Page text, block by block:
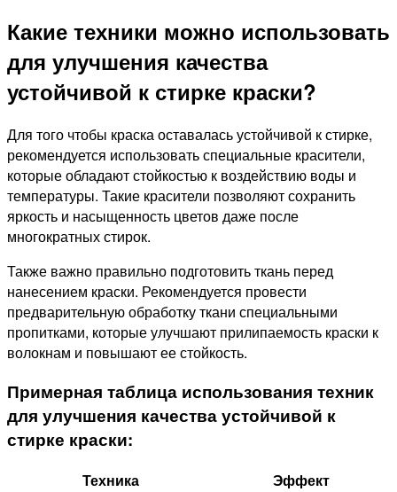
Какие техники можно использовать
для улучшения качества
устойчивой к стирке краски?
Для того чтобы краска оставалась устойчивой к стирке,
рекомендуется использовать специальные красители,
которые обладают стойкостью к воздействию воды и
температуры. Такие красители позволяют сохранить
яркость и насыщенность цветов даже после
многократных стирок.
Также важно правильно подготовить ткань перед
нанесением краски. Рекомендуется провести
предварительную обработку ткани специальными
пропитками, которые улучшают прилипаемость краски к
волокнам и повышают ее стойкость.
Примерная таблица использования техник
для улучшения качества устойчивой к
стирке краски:
Техника
Эффект